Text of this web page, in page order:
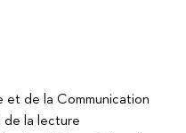
et de la Communication
de la lecture